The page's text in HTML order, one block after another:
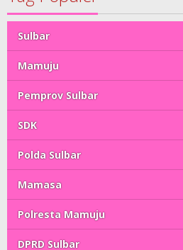
Sulbar
Mamuju
Pemprov Sulbar
SDK
Polda Sulbar
Mamasa
Polresta Mamuju
DPRD Sulbar